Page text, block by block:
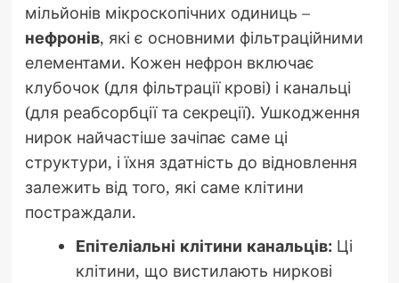
мільйонів мікроскопічних одиниць –
нефронів, які є основними фільтраційними
елементами. Кожен нефрон включає
клубочок (для фільтрації крові) і канальці
(для реабсорбції та секреції). Ушкодження
нирок найчастіше зачіпає саме ці
структури, і їхня здатність до відновлення
залежить від того, які саме клітини
постраждали.
Епітеліальні клітини канальців:Ці
клітини, що вистилають ниркові